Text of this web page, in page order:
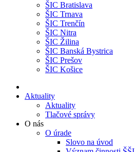
ŠIC Bratislava
ŠIC Trnava
ŠIC Trenčín
ŠIC Nitra
ŠIC Žilina
ŠIC Banská Bystrica
ŠIC Prešov
ŠIC Košice
Aktuality
Aktuality
Tlačové správy
O nás
O úrade
Slovo na úvod